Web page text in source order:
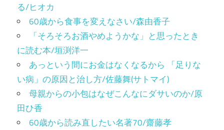
る/ヒオカ
60歳から食事を変えなさい/森由香子
「そろそろお酒やめようかな」と思ったとき
に読む本/垣渕洋一
あっという間にお金はなくなるから 「足りな
い病」の原因と治し方/佐藤舞(サトマイ)
母親からの小包はなぜこんなにダサいのか/原
田ひ香
60歳から読み直したい名著70/齋藤孝